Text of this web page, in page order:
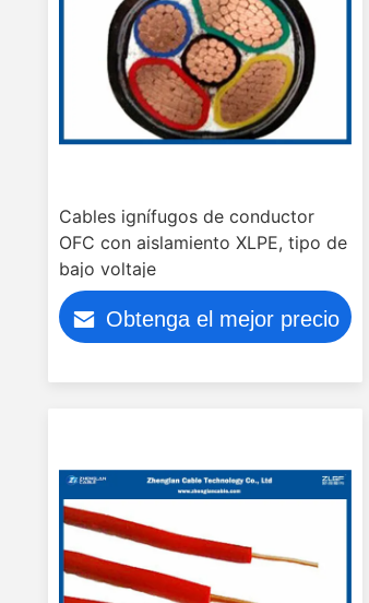
Cables ignífugos de conductor
OFC con aislamiento XLPE, tipo de
bajo voltaje
Obtenga el mejor precio